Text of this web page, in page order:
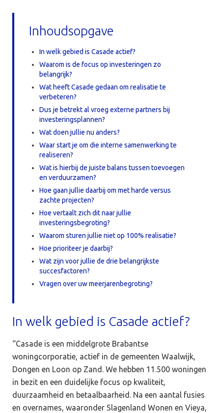
Inhoudsopgave
In welk gebied is Casade actief?
Waarom is de focus op investeringen zo
belangrijk?
Wat heeft Casade gedaan om realisatie te
verbeteren?
Dus je betrekt al vroeg externe partners bij
investeringsplannen?
Wat doen jullie nu anders?
Waar start je om die interne samenwerking te
realiseren?
Wat is hierbij de juiste balans tussen toevoegen
en verduurzamen?
Hoe gaan jullie daarbij om met harde versus
zachte projecten?
Hoe vertaalt zich dit naar jullie
investeringsbegroting?
Waarom sturen jullie niet op 100% realisatie?
Hoe prioriteer je daarbij?
Wat zijn voor jullie de drie belangrijkste
succesfactoren?
Vragen over uw meerjarenbegroting?
In welk gebied is Casade actief?
“Casade is een middelgrote Brabantse
woningcorporatie, actief in de gemeenten Waalwijk,
Dongen en Loon op Zand. We hebben 11.500 woningen
in bezit en een duidelijke focus op kwaliteit,
duurzaamheid en betaalbaarheid. Na een aantal fusies
en overnames, waaronder Slagenland Wonen en Vieya,